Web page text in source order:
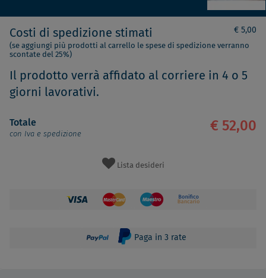
Costi di spedizione stimati € 5,00
(se aggiungi più prodotti al carrello le spese di spedizione verranno
scontate del 25%)
Il prodotto verrà affidato al corriere in 4 o 5
giorni lavorativi.
Totale
con Iva e spedizione
€ 52,00
Lista desideri
Paga in 3 rate